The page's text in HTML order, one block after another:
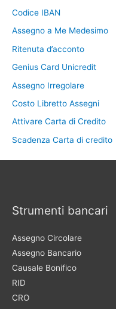
Codice IBAN
Assegno a Me Medesimo
Ritenuta d’acconto
Genius Card Unicredit
Assegno Irregolare
Costo Libretto Assegni
Attivare Carta di Credito
Scadenza Carta di credito
Strumenti bancari
Assegno Circolare
Assegno Bancario
Causale Bonifico
RID
CRO